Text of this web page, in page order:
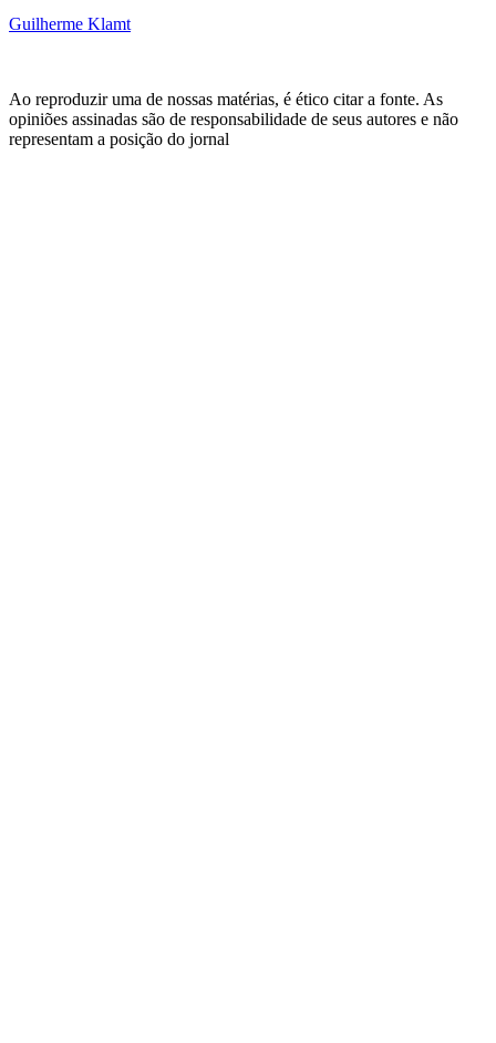
Guilherme Klamt
Ao reproduzir uma de nossas matérias, é ético citar a fonte. As
opiniões assinadas são de responsabilidade de seus autores e não
representam a posição do jornal